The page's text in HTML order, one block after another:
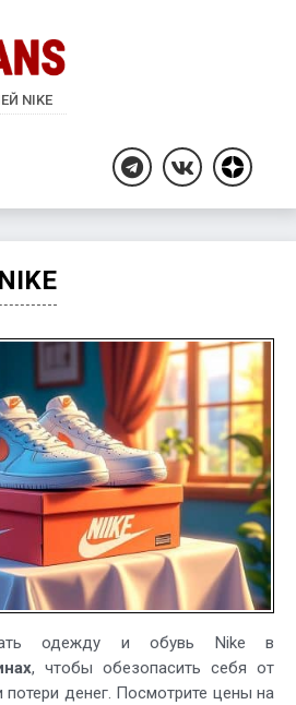
NIKE
TelegramВКонтакте
Дзен
одежду и обувь Nike в
, чтобы обезопасить себя от
денег. Посмотрите цены на